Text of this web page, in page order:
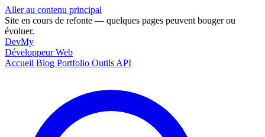
Aller au contenu principal
Site en cours de refonte — quelques pages peuvent bouger ou
évoluer.
DevMy
Développeur Web
Accueil Blog Portfolio Outils API